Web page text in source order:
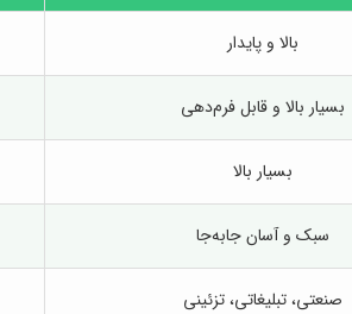
بالا و پایدار
بسیار بالا و قابل فرم‌دهی
بسیار بالا
سبک و آسان جابه‌جا
صنعتی، تبلیغاتی، تزئینی